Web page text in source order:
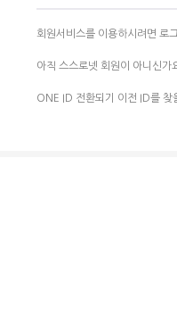
회원서비스를 이용하시려면 로
아직 스스로넷 회원이 아니신가
ONE ID 전환되기 이전 ID를 찾